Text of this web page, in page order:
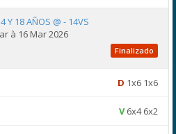
Y 18 AÑOS @ - 14VS
à 16 Mar 2026
Finalizado
D 1x6 1x6
V6x4 6x2